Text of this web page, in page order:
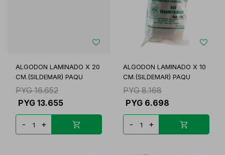
ALGODON LAMINADO X 20
CM.(SILDEMAR) PAQU
PYG 16.652
PYG 13.655
- +
ALGODON LAMINADO X 10
CM.(SILDEMAR) PAQU
PYG 8.168
PYG 6.698
- +